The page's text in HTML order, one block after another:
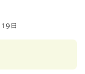
19 日